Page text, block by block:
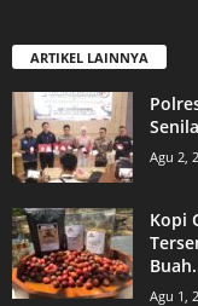
ARTIKEL LAINNYA
Agu 2,
Kopi
Agu 1,